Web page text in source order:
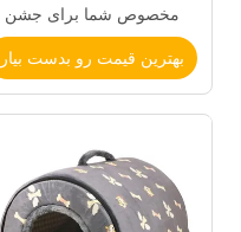
مخصوص شما برای جشن
کریسمس
بهترین قیمت رو بدست بیار